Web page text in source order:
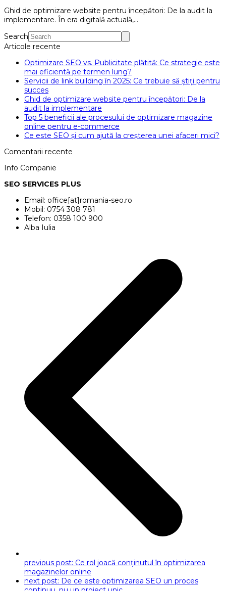
Ghid de optimizare website pentru începători: De la audit la
implementare. În era digitală actuală,…
Search
Articole recente
Optimizare SEO vs. Publicitate plătită: Ce strategie este
mai eficientă pe termen lung?
Servicii de link building în 2025: Ce trebuie să știți pentru
succes
Ghid de optimizare website pentru începători: De la
audit la implementare
Top 5 beneficii ale procesului de optimizare magazine
online pentru e-commerce
Ce este SEO și cum ajută la creșterea unei afaceri mici?
Comentarii recente
Info Companie
SEO SERVICES PLUS
Email: office[at]romania-seo.ro
Mobil: 0754 308 781
Telefon: 0358 100 900
Alba Iulia
previous post: Ce rol joacă conținutul în optimizarea
magazinelor online
next post: De ce este optimizarea SEO un proces